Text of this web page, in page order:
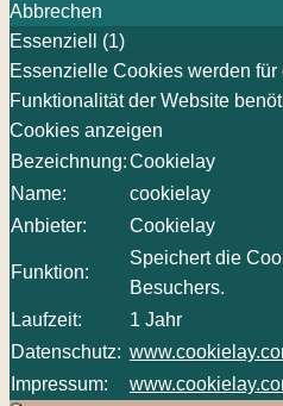
Abbrechen
Essenziell (1)
Essenzielle Cookies werden
Funktionalität der Website
Cookies anzeigen
Bezeichnung:Cookielay
Name:
cookielay
Anbieter:
Cookielay
Funktion:
Speichert die
Besuchers.
Laufzeit:
1 Jahr
Datenschutz:
Impressum: